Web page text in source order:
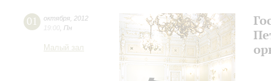
01 октября 2012
19:00
Пн
Малый зал